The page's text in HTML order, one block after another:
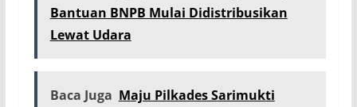
Bantuan BNPB Mulai Didistribusikan
Lewat Udara
Baca Juga Maju Pilkades Sarimukti